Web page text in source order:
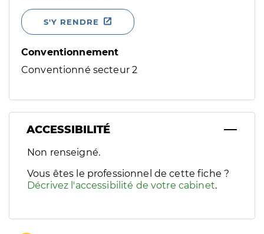
S'Y RENDRE
Conventionnement
Conventionné secteur 2
ACCESSIBILITÉ
Filtres
Sélectionnez un ou plusieurs handicaps/besoins
Non renseigné.
Vous êtes le professionnel de cette fiche ?
Décrivez l'accessibilité de votre cabinet.